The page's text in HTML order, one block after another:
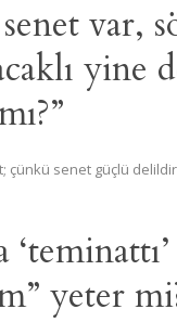
var,
yine
çünkü senet güçlü
yeter